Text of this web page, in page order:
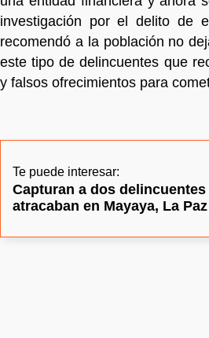
investigación por el delito de
recomendó a la población no
este tipo de delincuentes que
y falsos ofrecimientos para
Te puede interesar:
Capturan a dos delincuentes
atracaban en Mayaya, La Paz